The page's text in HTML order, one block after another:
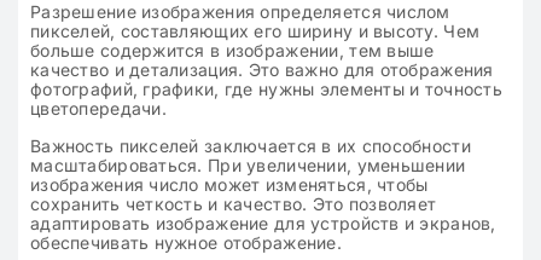
Разрешение изображения определяется числом
пикселей, составляющих его ширину и высоту. Чем
больше содержится в изображении, тем выше
качество и детализация. Это важно для отображения
фотографий, графики, где нужны элементы и точность
цветопередачи.
Важность пикселей заключается в их способности
масштабироваться. При увеличении, уменьшении
изображения число может изменяться, чтобы
сохранить четкость и качество. Это позволяет
адаптировать изображение для устройств и экранов,
обеспечивать нужное отображение.